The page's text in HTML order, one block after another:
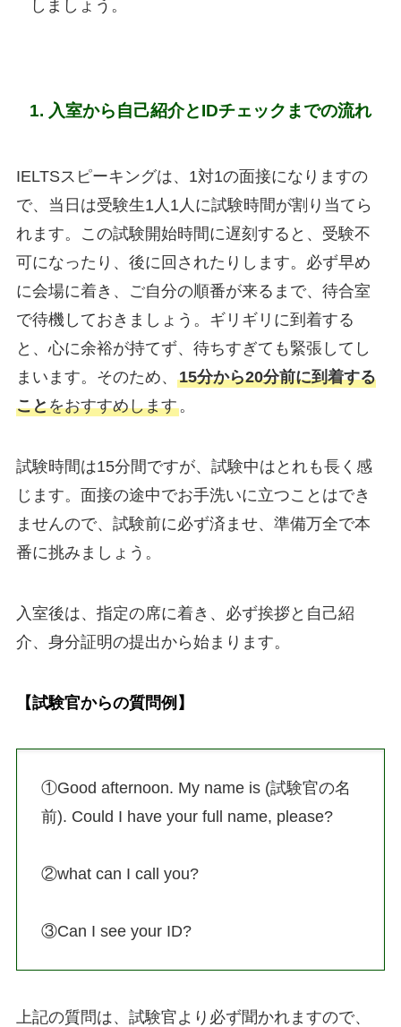
しましょう。
1. 入室から自己紹介とIDチェックまでの流れ
IELTSスピーキングは、1対1の面接になりますの
で、当日は受験生1人1人に試験時間が割り当てら
れます。この試験開始時間に遅刻すると、受験不
可になったり、後に回されたりします。必ず早め
に会場に着き、ご自分の順番が来るまで、待合室
で待機しておきましょう。ギリギリに到着する
と、心に余裕が持てず、待ちすぎても緊張してし
まいます。そのため、 15分から20分前に到着する
ことをおすすめします。
試験時間は15分間ですが、試験中はとれも長く感
じます。面接の途中でお手洗いに立つことはでき
ませんので、試験前に必ず済ませ、準備万全で本
番に挑みましょう。
入室後は、指定の席に着き、必ず挨拶と自己紹
介、身分証明の提出から始まります。
【試験官からの質問例】
①Good afternoon. My name is (試験官の名
前). Could I have your full name, please?
②what can I call you?
③Can I see your ID?
上記の質問は、試験官より必ず聞かれますので、